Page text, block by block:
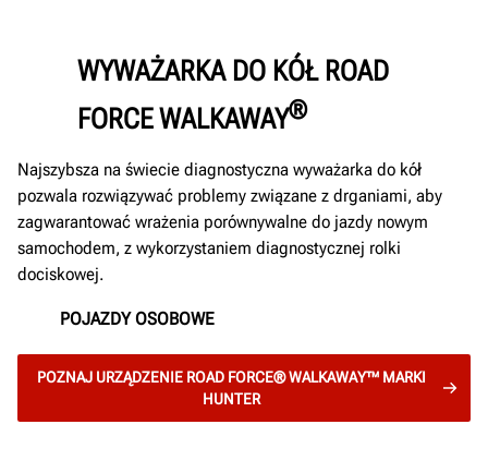
WYWAŻARKA DO KÓŁ ROAD
FORCE WALKAWAY®
Najszybsza na świecie diagnostyczna wyważarka do kół
pozwala rozwiązywać problemy związane z drganiami, aby
zagwarantować wrażenia porównywalne do jazdy nowym
samochodem, z wykorzystaniem diagnostycznej rolki
dociskowej.
POJAZDY OSOBOWE
POZNAJ URZĄDZENIE ROAD FORCE® WALKAWAY™ MARKI
HUNTER